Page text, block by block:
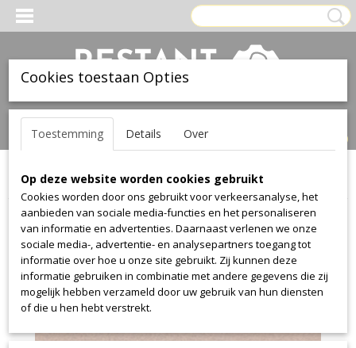
Inloggen Registreren
(0)
Home >Leer>Ohmann>pure>pure 2406
Cookies toestaan Opties
Toestemming Details Over
Op deze website worden cookies gebruikt
Cookies worden door ons gebruikt voor verkeersanalyse, het
aanbieden van sociale media-functies en het personaliseren
van informatie en advertenties. Daarnaast verlenen we onze
sociale media-, advertentie- en analysepartners toegang tot
informatie over hoe u onze site gebruikt. Zij kunnen deze
informatie gebruiken in combinatie met andere gegevens die zij
mogelijk hebben verzameld door uw gebruik van hun diensten
of die u hen hebt verstrekt.